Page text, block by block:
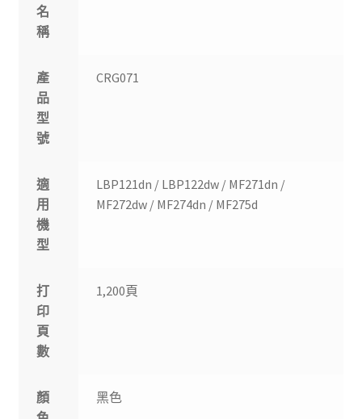
名
稱
產
品
型
號
CRG071
適
用
機
型
LBP121dn / LBP122dw / MF271dn /
MF272dw / MF274dn / MF275d
打
印
頁
數
1,200頁
顏
黑色